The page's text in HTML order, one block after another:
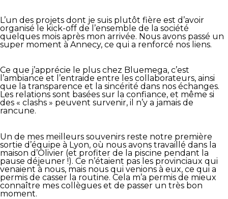
L’un des projets dont je suis plutôt fière est d’avoir
organisé le kick-off de l’ensemble de la société
quelques mois après mon arrivée. Nous avons passé un
super moment à Annecy, ce qui a renforcé nos liens.
Ce que j’apprécie le plus chez Bluemega, c’est
l’ambiance et l’entraide entre les collaborateurs, ainsi
que la transparence et la sincérité dans nos échanges.
Les relations sont basées sur la confiance, et même si
des « clashs » peuvent survenir, il n’y a jamais de
rancune.
Un de mes meilleurs souvenirs reste notre première
sortie d’équipe à Lyon, où nous avons travaillé dans la
maison d’Olivier (et profiter de la piscine pendant la
pause déjeuner !). Ce n’étaient pas les provinciaux qui
venaient à nous, mais nous qui venions à eux, ce qui a
permis de casser la routine. Cela m’a permis de mieux
connaître mes collègues et de passer un très bon
moment.